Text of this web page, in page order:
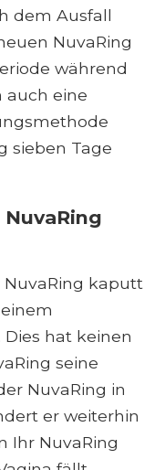
dem Ausfall
NuvaRing
während
auch eine
sieben Tage
NuvaRing kaputt
hat keinen
seine
NuvaRing in
er weiterhin
Ihr NuvaRing